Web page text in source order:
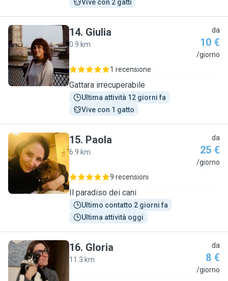
Vive con 2 gatti
G
14. Giulia
0.9 km
da
10 €
/giorno
1 recensione
Gattara irrecuperabile
Ultima attività 12 giorni fa
Vive con 1 gatto
P
15. Paola
6.9 km
da
25 €
/giorno
9 recensioni
Il paradiso dei cani
Ultimo contatto 2 giorni fa
Ultima attività oggi
G
16. Gloria
11.3 km
da
8 €
/giorno